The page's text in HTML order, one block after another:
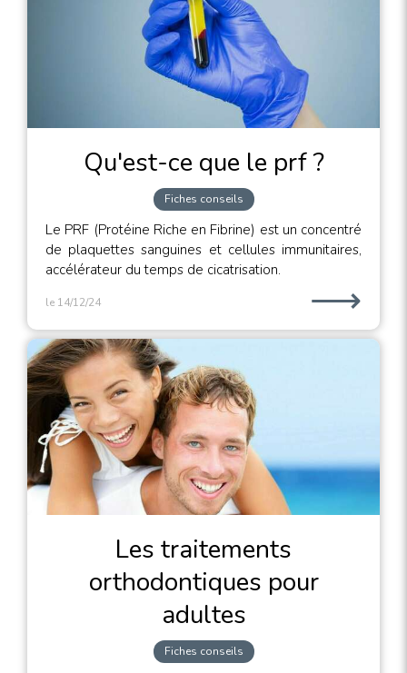
Qu'est-ce que le prf ?
Fiches conseils
Le PRF (Protéine Riche en Fibrine) est un concentré
de plaquettes sanguines et cellules immunitaires,
accélérateur du temps de cicatrisation.
le 14/12/24 ⟶
Les traitements
orthodontiques pour
adultes
Fiches conseils